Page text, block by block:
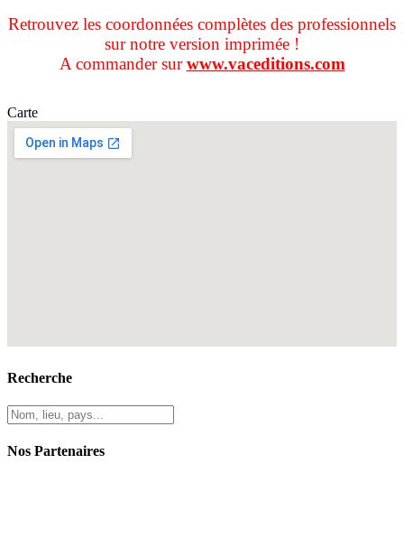
Retrouvez les coordonnées complètes des professionnels
sur notre version imprimée !
A commander surwww.vaceditions.com
Carte
Recherche
Nos Partenaires